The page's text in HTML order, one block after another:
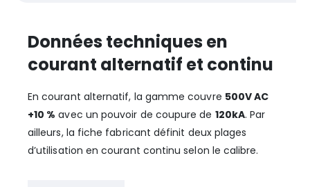
Données techniques en
courant alternatif et continu
En courant alternatif, la gamme couvre 500V AC
+10 % avec un pouvoir de coupure de 120kA. Par
ailleurs, la fiche fabricant définit deux plages
d’utilisation en courant continu selon le calibre.